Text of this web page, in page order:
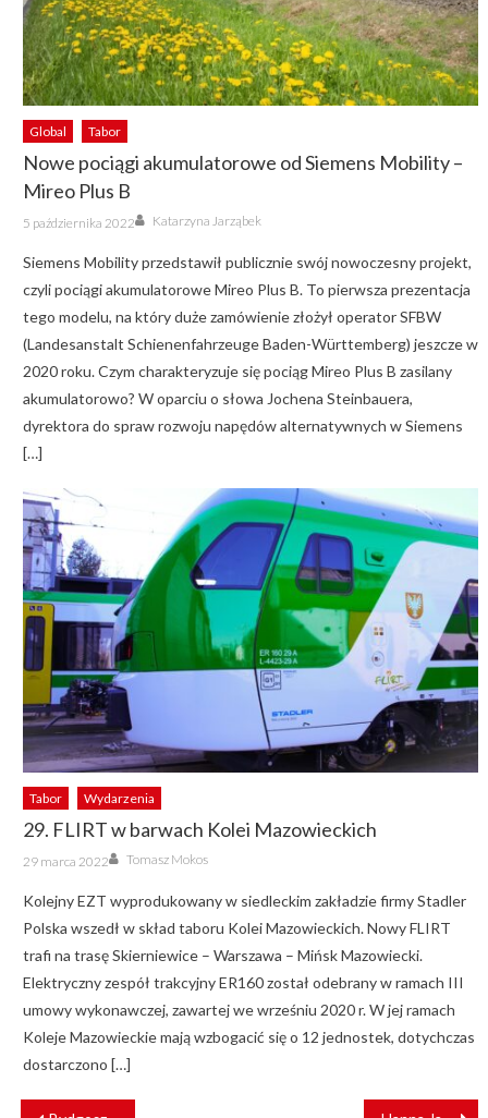
Global Tabor
Nowe pociągi akumulatorowe od Siemens Mobility –
Mireo Plus B
Posted
on
5 października 2022 Author
Katarzyna Jarząbek
Siemens Mobility przedstawił publicznie swój nowoczesny projekt,
czyli pociągi akumulatorowe Mireo Plus B. To pierwsza prezentacja
tego modelu, na który duże zamówienie złożył operator SFBW
(Landesanstalt Schienenfahrzeuge Baden-Württemberg) jeszcze w
2020 roku. Czym charakteryzuje się pociąg Mireo Plus B zasilany
akumulatorowo? W oparciu o słowa Jochena Steinbauera,
dyrektora do spraw rozwoju napędów alternatywnych w Siemens
[…]
Tabor Wydarzenia
29. FLIRT w barwach Kolei Mazowieckich
Posted
on
29 marca 2022 Author
Tomasz Mokos
Kolejny EZT wyprodukowany w siedleckim zakładzie firmy Stadler
Polska wszedł w skład taboru Kolei Mazowieckich. Nowy FLIRT
trafi na trasę Skierniewice – Warszawa – Mińsk Mazowiecki.
Elektryczny zespół trakcyjny ER160 został odebrany w ramach III
umowy wykonawczej, zawartej we wrześniu 2020 r. W jej ramach
Koleje Mazowieckie mają wzbogacić się o 12 jednostek, dotychczas
dostarczono […]
NAWIGACJA